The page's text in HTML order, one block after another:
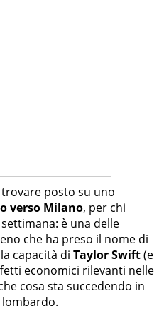
posto su uno
verso Milano, per chi
è una delle
che ha preso il nome di
capacità di Taylor Swift(e
economici rilevanti nelle
cosa sta succedendo in